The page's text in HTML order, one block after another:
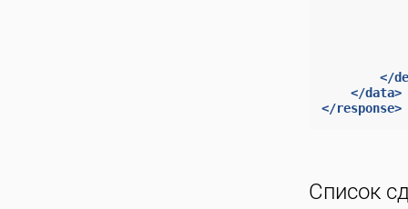
</
</data>
</response>
Список